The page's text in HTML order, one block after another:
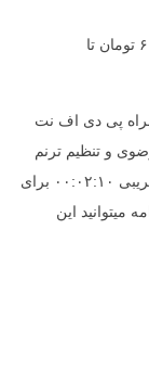
محدوده قیمت: ۶۰,۰۰۰ تومان تا
پی دی اف نت
و تنظیم ترنم
عزتی در یک ویدیو آموزشی با فرمت MP4 و زمان تقریبی ۰۰:۰۲:۱۰ برای
میتوانید این